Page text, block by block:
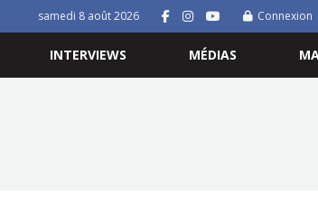
samedi 8 août 2026 Connexion
INTERVIEWS MÉDIAS